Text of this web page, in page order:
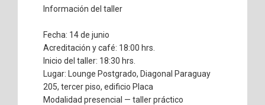
Información del taller
Fecha: 14 de junio
Acreditación y café: 18:00 hrs.
Inicio del taller: 18:30 hrs.
Lugar: Lounge Postgrado, Diagonal Paraguay
205, tercer piso, edificio Placa
Modalidad presencial — taller práctico